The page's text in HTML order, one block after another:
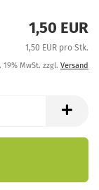
1,50 EUR
1,50 EUR pro Stk.
19% MwSt. zzgl. Versand